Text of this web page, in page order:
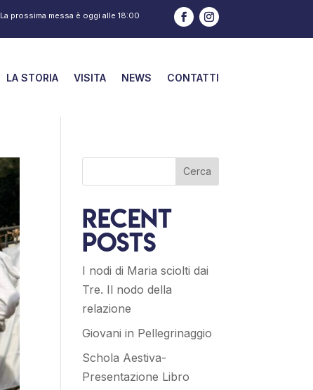
La prossima messa è oggi alle18:00
LA STORIA VISITA NEWS CONTATTI
Cerca
Recent
Posts
I nodi di Maria sciolti dai
Tre. Il nodo della
relazione
Giovani in Pellegrinaggio
Schola Aestiva-
Presentazione Libro